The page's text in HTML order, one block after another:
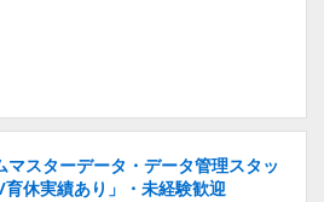
スターデータ・データ管理スタッ
休実績あり」・未経験歓迎